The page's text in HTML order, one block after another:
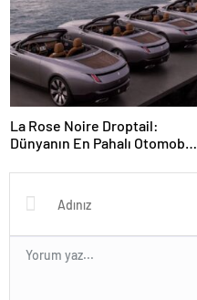
La Rose Noire Droptail:
Dünyanın En Pahalı Otomobili
Üst Üste Geldiği Anlar